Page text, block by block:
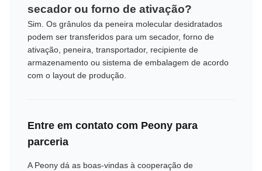
secador ou forno de ativação?
Sim. Os grânulos da peneira molecular desidratados
podem ser transferidos para um secador, forno de
ativação, peneira, transportador, recipiente de
armazenamento ou sistema de embalagem de acordo
com o layout de produção.
Entre em contato com Peony para
parceria
A Peony dá as boas-vindas à cooperação de